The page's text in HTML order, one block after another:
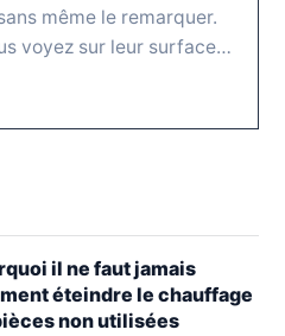
même le remarquer.
voyez sur leur surface…
il ne faut jamais
éteindre le chauffage
non utilisées